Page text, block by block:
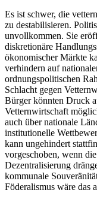
Es ist schwer, die
zu destabilisieren.
unvollkommen. Sie
diskretionäre
ökonomischer Märkte
verhindern auf
ordnungspolitischen
Schlacht gegen
Bürger könnten Druck
Vetternwirtschaft
auch über nationale
institutionelle
kann ungehindert
vorgeschoben, wenn
Dezentralisierung
kommunale
Föderalismus wäre das